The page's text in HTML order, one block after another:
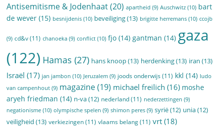
Antisemitisme & Jodenhaat(20) apartheid (9) Auschwitz (10) bart
de wever (15) besnijdenis (10) beveiliging(13) brigitte herremans (10) ccojb
(9) cd&v(11) chanoeka (9) conflict (10) fjo (14) gantman (14) gaza
(122) Hamas (27) hans knoop(13) herdenking(13) iran (13)
Israël (17) jan jambon (10) Jeruzalem (9) joods onderwijs(11) kkl (14) ludo
van campenhout (9) magazine(19) michael freilich (16) moshe
aryeh friedman (14) n-va(12) nederland(11) nederzettingen (9)
negationisme (10) olympische spelen (9) shimon peres (9) syrië(12) unia(12)
veiligheid (13) verkiezingen(11) vlaams belang(11) vrt(18)